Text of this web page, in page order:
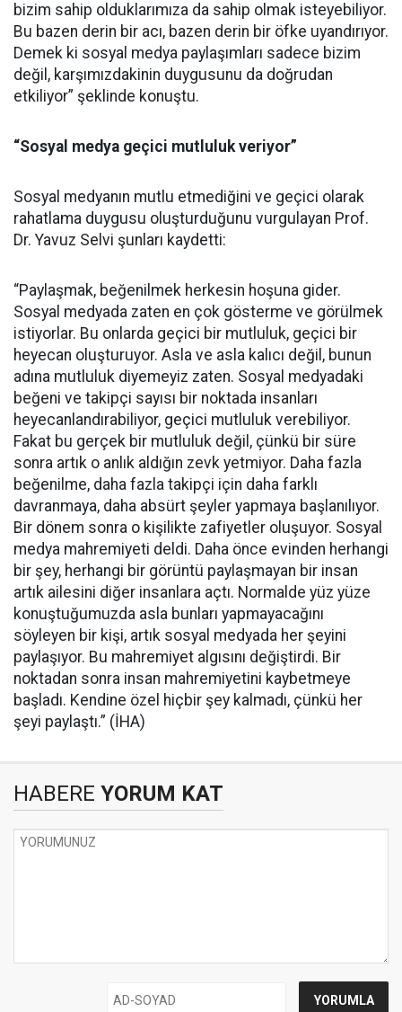
bizim sahip olduklarımıza da sahip olmak isteyebiliyor.
Bu bazen derin bir acı, bazen derin bir öfke uyandırıyor.
Demek ki sosyal medya paylaşımları sadece bizim
değil, karşımızdakinin duygusunu da doğrudan
etkiliyor” şeklinde konuştu.
“Sosyal medya geçici mutluluk veriyor”
Sosyal medyanın mutlu etmediğini ve geçici olarak
rahatlama duygusu oluşturduğunu vurgulayan Prof.
Dr. Yavuz Selvi şunları kaydetti:
“Paylaşmak, beğenilmek herkesin hoşuna gider.
Sosyal medyada zaten en çok gösterme ve görülmek
istiyorlar. Bu onlarda geçici bir mutluluk, geçici bir
heyecan oluşturuyor. Asla ve asla kalıcı değil, bunun
adına mutluluk diyemeyiz zaten. Sosyal medyadaki
beğeni ve takipçi sayısı bir noktada insanları
heyecanlandırabiliyor, geçici mutluluk verebiliyor.
Fakat bu gerçek bir mutluluk değil, çünkü bir süre
sonra artık o anlık aldığın zevk yetmiyor. Daha fazla
beğenilme, daha fazla takipçi için daha farklı
davranmaya, daha absürt şeyler yapmaya başlanılıyor.
Bir dönem sonra o kişilikte zafiyetler oluşuyor. Sosyal
medya mahremiyeti deldi. Daha önce evinden herhangi
bir şey, herhangi bir görüntü paylaşmayan bir insan
artık ailesini diğer insanlara açtı. Normalde yüz yüze
konuştuğumuzda asla bunları yapmayacağını
söyleyen bir kişi, artık sosyal medyada her şeyini
paylaşıyor. Bu mahremiyet algısını değiştirdi. Bir
noktadan sonra insan mahremiyetini kaybetmeye
başladı. Kendine özel hiçbir şey kalmadı, çünkü her
şeyi paylaştı.” (İHA)
HABERE YORUM KAT